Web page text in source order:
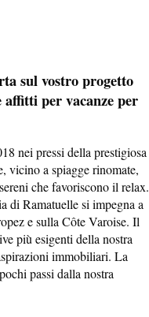
sul vostro progetto
per vacanze per
nei pressi della prestigiosa
vicino a spiagge rinomate,
che favoriscono il relax.
di Ramatuelle si impegna a
e sulla Côte Varoise. Il
più esigenti della nostra
immobiliari. La
passi dalla nostra